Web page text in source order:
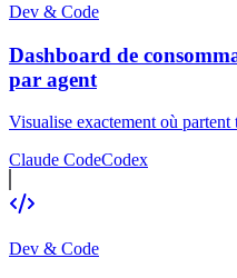
Dev & Code
Dashboard de
par agent
Visualise exactement où
Claude CodeCodex
Dev & Code